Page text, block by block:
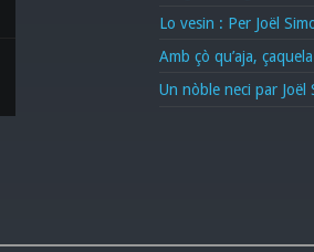
Lo vesin : Per Joël
Amb çò qu’aja,
Un nòble neci par Joël